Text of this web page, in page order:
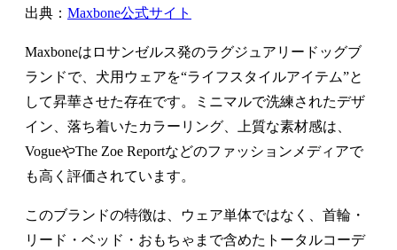
出典： Maxbone公式サイト
Maxboneはロサンゼルス発のラグジュアリードッグブ
ランドで、犬用ウェアを“ライフスタイルアイテム”と
して昇華させた存在です。ミニマルで洗練されたデザ
イン、落ち着いたカラーリング、上質な素材感は、
VogueやThe Zoe Reportなどのファッションメディアで
も高く評価されています。
このブランドの特徴は、ウェア単体ではなく、首輪・
リード・ベッド・おもちゃまで含めたトータルコーデ